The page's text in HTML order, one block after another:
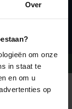
Over
om onze
in staat te
en om u
op